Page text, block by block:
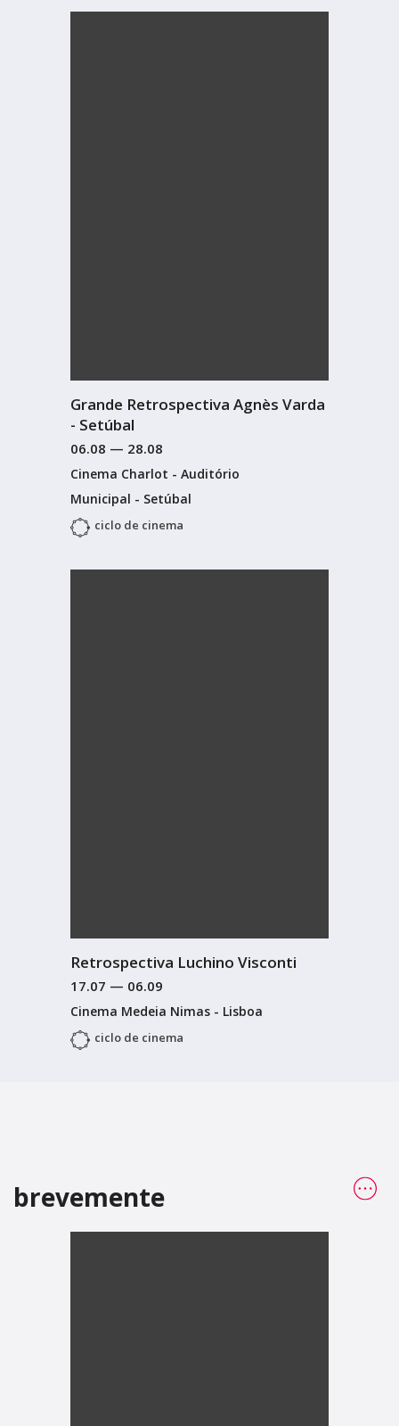
Grande Retrospectiva Agnès Varda
- Setúbal
06.08 — 28.08
Cinema Charlot - Auditório
Municipal - Setúbal
ciclo de cinema
Retrospectiva Luchino Visconti
17.07 — 06.09
Cinema Medeia Nimas - Lisboa
ciclo de cinema
brevemente